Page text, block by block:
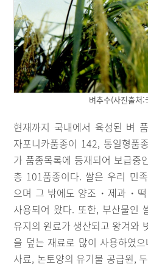
벼추수(사진출처:
현재까지 국내에서 육성된 벼
자포니카품종이 142, 통일형품
가 품종목록에 등재되어 보급중
총 101품종이다. 쌀은 우리 민
으며 그 밖에도 양조・제과・
사용되어 왔다. 또한, 부산물인
유지의 원료가 생산되고 왕겨와
을 덮는 재료로 많이 사용하였
사료, 논토양의 유기물 공급원,